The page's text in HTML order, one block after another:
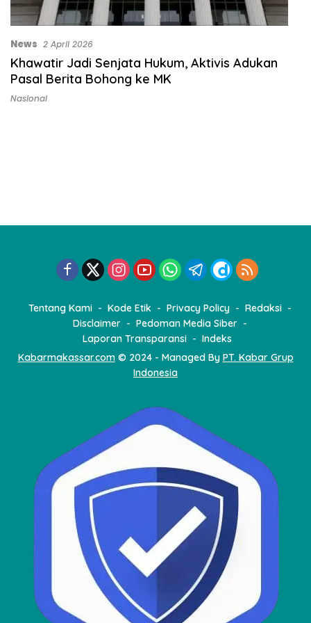
News 2 April 2026
Khawatir Jadi Senjata Hukum, Aktivis Adukan
Pasal Berita Bohong ke MK
Nasional
Tentang Kami Kode Etik Privacy Policy
Redaksi
Disclaimer
Pedoman Media Siber
Laporan Transparansi
Indeks
Kabarmakassar.com© 2024 - Managed By PT. Kabar Grup
Indonesia